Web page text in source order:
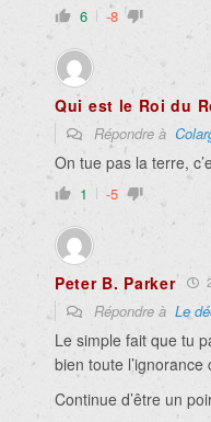
6 -8
Qui est le Roi du
Répondre à
On tue pas la terre,
1 -5
Peter B. Parker
Répondre à Le
Le simple fait que tu
bien toute l’ignorance
Continue d’être un